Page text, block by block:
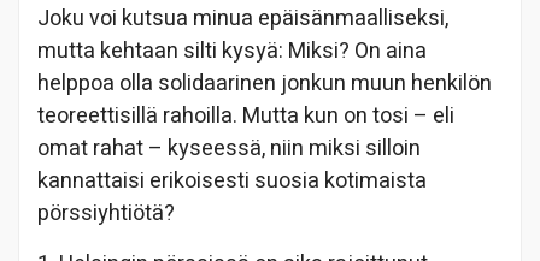
Joku voi kutsua minua epäisänmaalliseksi,
mutta kehtaan silti kysyä: Miksi? On aina
helppoa olla solidaarinen jonkun muun henkilön
teoreettisillä rahoilla. Mutta kun on tosi – eli
omat rahat – kyseessä, niin miksi silloin
kannattaisi erikoisesti suosia kotimaista
pörssiyhtiötä?